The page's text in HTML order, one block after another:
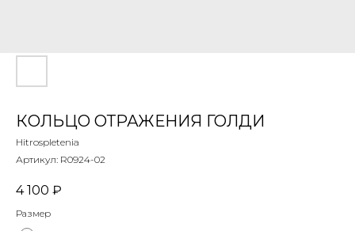
КОЛЬЦО ОТРАЖЕНИЯ ГОЛДИ
Hitrospletenia
Артикул: R0924-02
4 100 ₽
Размер